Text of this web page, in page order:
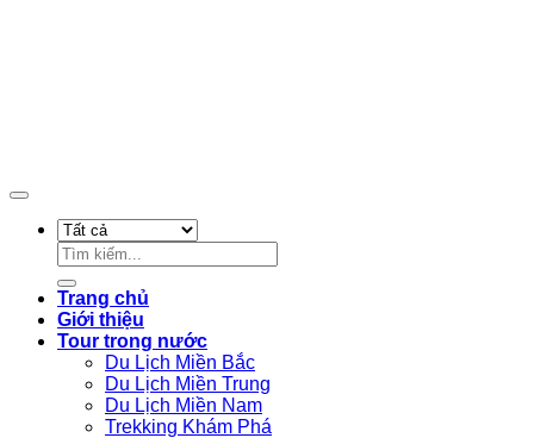
Tìm
kiếm:
Trang chủ
Giới thiệu
Tour trong nước
Du Lịch Miền Bắc
Du Lịch Miền Trung
Du Lịch Miền Nam
Trekking Khám Phá